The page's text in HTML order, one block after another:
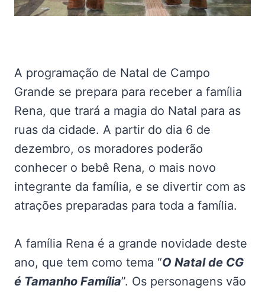
A programação de Natal de Campo
Grande se prepara para receber a família
Rena, que trará a magia do Natal para as
ruas da cidade. A partir do dia 6 de
dezembro, os moradores poderão
conhecer o bebê Rena, o mais novo
integrante da família, e se divertir com as
atrações preparadas para toda a família.
A família Rena é a grande novidade deste
ano, que tem como tema “O Natal de CG
é Tamanho Família”. Os personagens vão